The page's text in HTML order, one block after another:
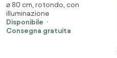
80 cm con LED e dimmer touch
- Sebas
⌀ 80 cm, rotondo, con
illuminazione
Disponibile
Consegna gratuita